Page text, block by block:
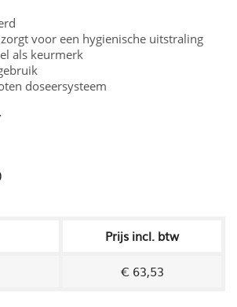
voor een hygienische uitstraling
als keurmerk
doseersysteem
Prijs incl. btw
€ 63,53